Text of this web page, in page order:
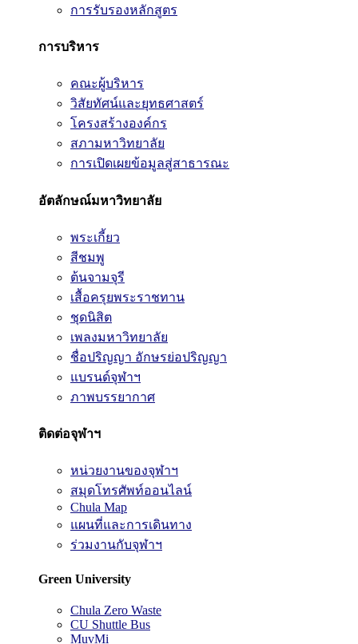
การรับรองหลักสูตร
การบริหาร
คณะผู้บริหาร
วิสัยทัศน์และยุทธศาสตร์
โครงสร้างองค์กร
สภามหาวิทยาลัย
การเปิดเผยข้อมูลสู่สาธารณะ
อัตลักษณ์มหาวิทยาลัย
พระเกี้ยว
สีชมพู
ต้นจามจุรี
เสื้อครุยพระราชทาน
ชุดนิสิต
เพลงมหาวิทยาลัย
ชื่อปริญญา อักษรย่อปริญญา
แบรนด์จุฬาฯ
ภาพบรรยากาศ
ติดต่อจุฬาฯ
หน่วยงานของจุฬาฯ
สมุดโทรศัพท์ออนไลน์
Chula Map
แผนที่และการเดินทาง
ร่วมงานกับจุฬาฯ
Green University
Chula Zero Waste
CU Shuttle Bus
MuvMi